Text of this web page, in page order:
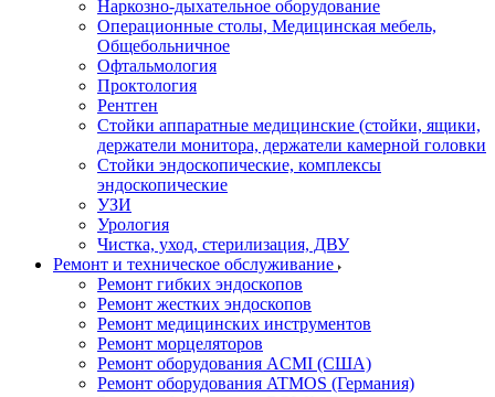
Наркозно-дыхательное оборудование
Операционные столы, Медицинская мебель,
Общебольничное
Офтальмология
Проктология
Рентген
Стойки аппаратные медицинские (стойки, ящики,
держатели монитора, держатели камерной головки
Стойки эндоскопические, комплексы
эндоскопические
УЗИ
Урология
Чистка, уход, стерилизация, ДВУ
Ремонт и техническое обслуживание
Ремонт гибких эндоскопов
Ремонт жестких эндоскопов
Ремонт медицинских инструментов
Ремонт морцеляторов
Ремонт оборудования ACMI (США)
Ремонт оборудования ATMOS (Германия)